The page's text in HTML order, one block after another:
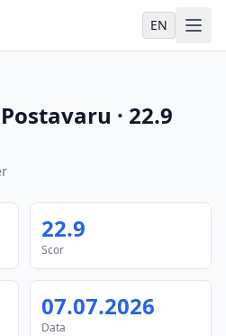
EN
Postavaru · 22.9
22.9
Scor
07.07.2026
Data